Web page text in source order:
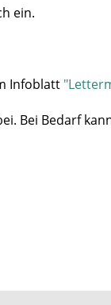
ein.
Infoblatt
Bei Bedarf